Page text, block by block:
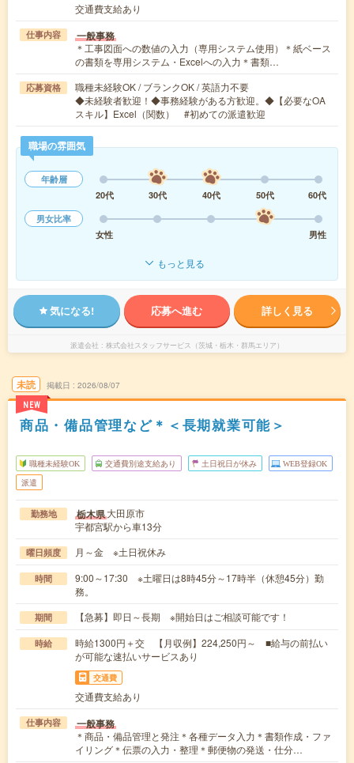
交通費支給あり
仕事内容 一般事務
＊工事図面への数値の入力（専用システム使用）＊紙ベース
の書類を専用システム・Excelへの入力＊書類…
応募資格
職種未経験OK / ブランクOK / 英語力不要
◆未経験者歓迎！◆事務経験がある方歓迎。◆【必要なOA
スキル】Excel（関数） #初めての派遣歓迎
職場の雰囲気
年齢層
20代
30代 40代 50代
60代
男女比率
女性
男性
もっと見る
気になる! 応募へ進む 詳しく見る
派遣会社 株式会社スタッフサービス（茨城・栃木・群馬エリア）
未読
NEW
掲載日 2026/08/07
商品・備品管理など＊＜長期就業可能＞
職種未経験OK 交通費別途支給あり 土日祝日が休み WEB登録OK
派遣
勤務地 栃木県大田原市
宇都宮駅から車13分
曜日頻度 月～金 ※土日祝休み
時間
9:00～17:30 ※土曜日は8時45分～17時半（休憩45分）勤
務。
期間 【急募】即日～長期 ※開始日はご相談可能です！
時給
時給1300円＋交 【月収例】224,250円～ ■給与の前払い
が可能な速払いサービスあり
交通費
交通費支給あり
仕事内容 一般事務
＊商品・備品管理と発注＊各種データ入力＊書類作成・ファ
イリング＊伝票の入力・整理＊郵便物の発送・仕分…